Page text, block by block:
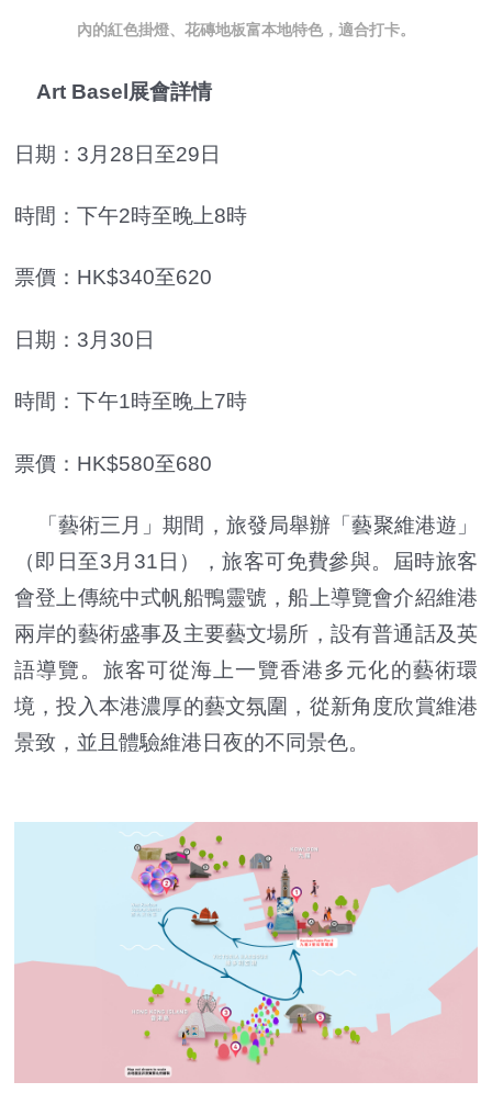
內的紅色掛燈、花磚地板富本地特色，適合打卡。
Art Basel展會詳情
日期：3月28日至29日
時間：下午2時至晚上8時
票價：HK$340至620
日期：3月30日
時間：下午1時至晚上7時
票價：HK$580至680
「藝術三月」期間，旅發局舉辦「藝聚維港遊」
（即日至3月31日），旅客可免費參與。屆時旅客
會登上傳統中式帆船鴨靈號，船上導覽會介紹維港
兩岸的藝術盛事及主要藝文場所，設有普通話及英
語導覽。旅客可從海上一覽香港多元化的藝術環
境，投入本港濃厚的藝文氛圍，從新角度欣賞維港
景致，並且體驗維港日夜的不同景色。